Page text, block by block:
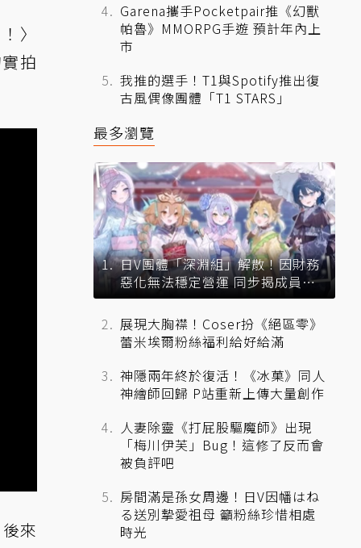
〉
拍
來
Garena攜手Pocketpair推《幻獸
帕魯》MMORPG手遊 預計年內上
市
我推的選手！T1與Spotify推出復
古風偶像團體「T1 STARS」
最多瀏覽
日V團體「深淵組」解散！因財務
惡化無法穩定營運 同步揭成員未
來去向
展現大胸襟！Coser扮《絕區零》
蕾米埃爾粉絲福利給好給滿
神隱兩年終於復活！《冰菓》同人
神繪師回歸 P站重新上傳大量創作
人妻除靈《打屁股驅魔師》出現
「梅川伊芙」Bug！這修了反而會
被負評吧
房間滿是孫女周邊！日V因幡はね
る送別摯愛祖母 籲粉絲珍惜相處
時光